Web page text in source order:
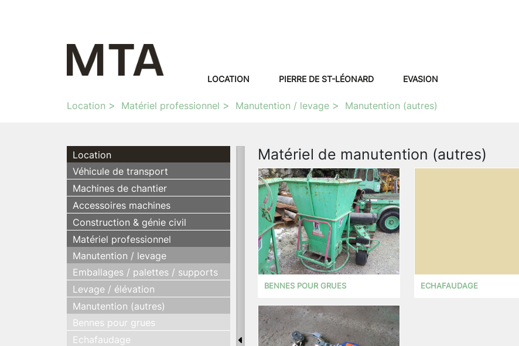
LOCATION PIERRE DE ST-LÉONARD EVASION
Location Matériel professionnel Manutention / levage Manutention (autres)
Location
Véhicule de transport
Machines de chantier
Accessoires machines
Construction & génie civil
Matériel professionnel
Manutention / levage
Emballages / palettes / supports
Levage / élévation
Manutention (autres)
Bennes pour grues
Echafaudage
Matériel de manutention (autres)
BENNES POUR GRUES ECHAFAUDAGE